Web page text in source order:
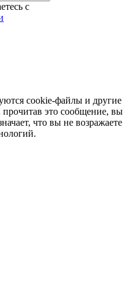
с
cookie-файлы и другие
это сообщение, вы
что вы не возражаете